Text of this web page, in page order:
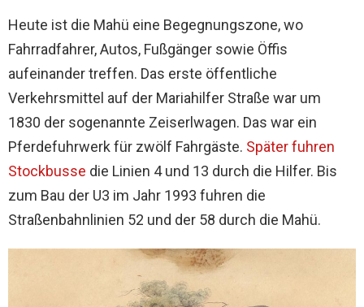
Heute ist die Mahü eine Begegnungszone, wo
Fahrradfahrer, Autos, Fußgänger sowie Öffis
aufeinander treffen. Das erste öffentliche
Verkehrsmittel auf der Mariahilfer Straße war um
1830 der sogenannte Zeiserlwagen. Das war ein
Pferdefuhrwerk für zwölf Fahrgäste. Später fuhren
Stockbusse die Linien 4 und 13 durch die Hilfer. Bis
zum Bau der U3 im Jahr 1993 fuhren die
Straßenbahnlinien 52 und der 58 durch die Mahü.